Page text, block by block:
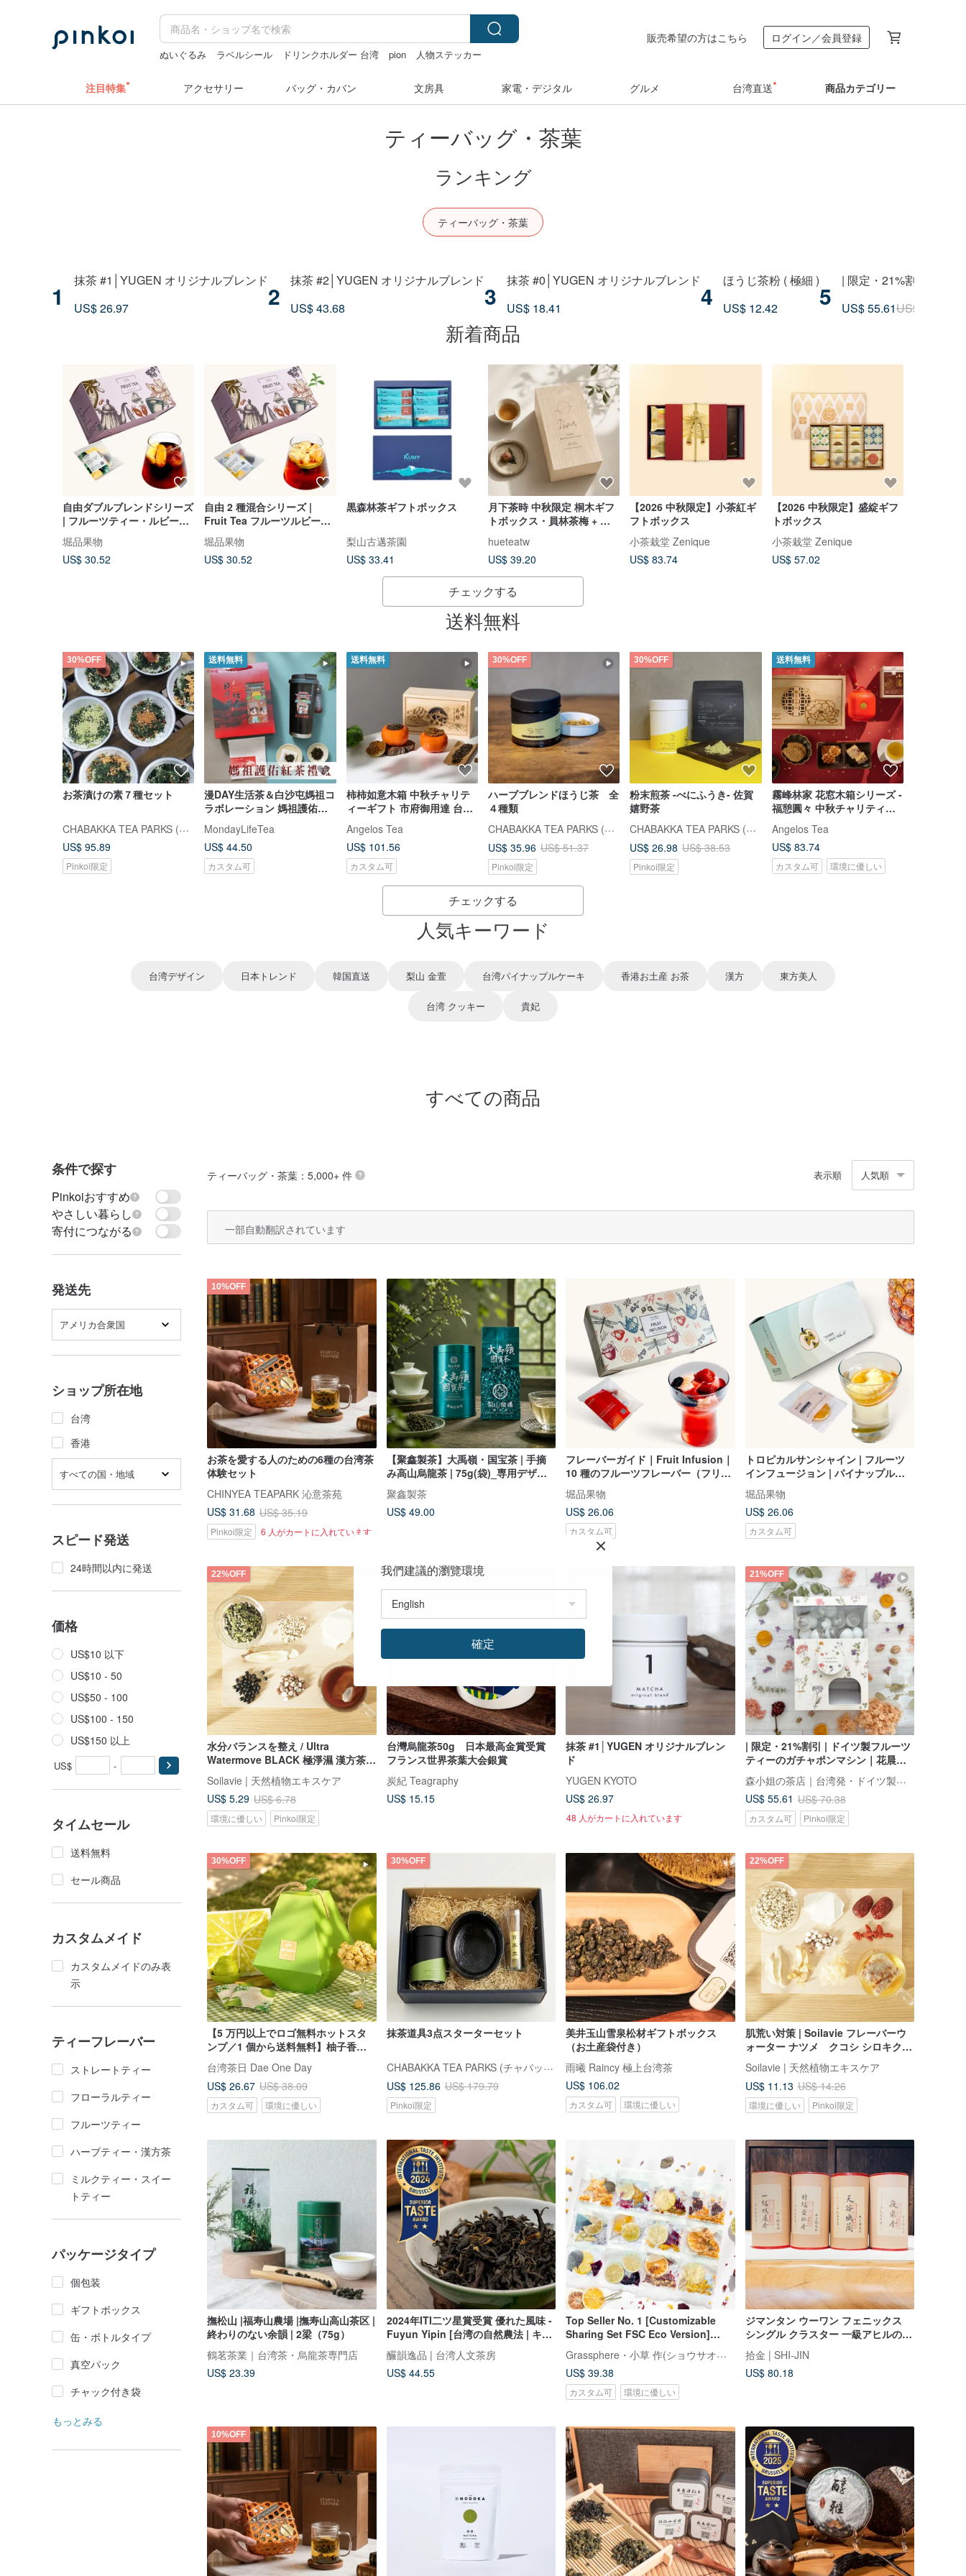
ぬいぐるみ ラベルシール ドリンクホルダー 台湾 pion
人物ステッカー
販売希望の方はこちら ログイン／会員登録
注目特集 アクセサリー バッグ・カバン 文房具 家電・デジタル グルメ 台湾直送 商品カテゴリー
ティーバッグ・茶葉
ランキング
ティーバッグ・茶葉
1
抹茶 #1│YUGEN オリジナルブレンド
US$ 26.97
2
抹茶 #2│YUGEN オリジナルブレンド
US$ 43.68
3
抹茶 #0│YUGEN オリジナルブレンド
US$ 18.41
4
ほうじ茶粉 ( 極細 )
US$ 12.42
5
| 限定・21%割引 | ド
US$ 55.61US$ 70.38
新着商品
自由ダブルブレンドシリーズ
| フルーツティー・ルビー紅
茶 10 個入り (純粋な果実の
香り | あなただけの紅茶をブ
レンド)
堀品果物
US$ 30.52
自由 2 種混合シリーズ |
Fruit Tea フルーツルビー10
個入り (自然な後味の甘さ |
あなただけの紅茶をブレン
ド)
堀品果物
US$ 30.52
黒森林茶ギフトボックス
梨山古邁茶園
US$ 33.41
月下茶時 中秋限定 桐木ギフ
トボックス・員林茶梅 + ド
イツ産フルーツティー・贈り
物 中秋節ギフトボックス
hueteatw
US$ 39.20
【2026 中秋限定】小茶紅ギ
フトボックス
小茶栽堂 Zenique
US$ 83.74
【2026 中秋限定】盛綻ギフ
トボックス
小茶栽堂 Zenique
US$ 57.02
チェックする
送料無料
30%OFF
お茶漬けの素７種セット
CHABAKKA TEA PARKS (チャバッカ ティーパークス)
US$ 95.89
Pinkoi限定
送料無料
漫DAY生活茶＆白沙屯媽祖コ
ラボレーション 媽祖護佑紅
茶ギフトセット＋媽祖保温カ
ップ
MondayLifeTea
US$ 44.50
カスタム可
送料無料
柿柿如意木箱 中秋チャリテ
ィーギフト 市府御用達 台湾
高山プレミアムティー
TCOD 台中
Angelos Tea
US$ 101.56
カスタム可
30%OFF
ハーブブレンドほうじ茶 全
４種類
CHABAKKA TEA PARKS (チャバッカ ティーパークス)
US$ 35.96 US$ 51.37
Pinkoi限定
30%OFF
粉末煎茶 -べにふうき- 佐賀
嬉野茶
CHABAKKA TEA PARKS (チャバッカ ティーパークス)
US$ 26.98 US$ 38.53
Pinkoi限定
送料無料
霧峰林家 花窓木箱シリーズ -
福憩圓々 中秋チャリティギ
フトボックス 法人向けカス
タマイズ、ESG 対応
Angelos Tea
US$ 83.74
カスタム可 環境に優しい
チェックする
人気キーワード
台湾デザイン 日本トレンド 韓国直送 梨山 金萱 台湾パイナップルケーキ 香港お土産 お茶 漢方 東方美人
台湾 クッキー 貴妃
すべての商品
条件で探す
Pinkoiおすすめ
やさしい暮らし
寄付につながる
発送先
アメリカ合衆国
ショップ所在地
台湾
香港
すべての国・地域
スピード発送
24時間以内に発送
価格
US$10 以下
US$10 - 50
US$50 - 100
US$100 - 150
US$150 以上
US$ -
タイムセール
送料無料
セール商品
カスタムメイド
カスタムメイドのみ表
示
ティーフレーバー
ストレートティー
フローラルティー
フルーツティー
ハーブティー・漢方茶
ミルクティー・スイー
トティー
パッケージタイプ
個包装
ギフトボックス
缶・ボトルタイプ
真空パック
チャック付き袋
もっとみる
ティーバッグ・茶葉 ：5,000+ 件 表示順 人気順
一部自動翻訳されています
10%OFF
お茶を愛する人のための6種の台湾茶
体験セット
CHINYEA TEAPARK 沁意茶苑
US$ 31.68 US$ 35.19
Pinkoi限定 6 人がカートに入れています
【聚鑫製茶】大禹嶺・国宝茶 | 手摘
み高山烏龍茶 | 75g(袋)_専用デザイ
ン茶缶付
聚鑫製茶
US$ 49.00
フレーバーガイド｜Fruit Infusion｜
10 種のフルーツフレーバー（フリー
ズドライフルーツウォーター）
堀品果物
US$ 26.06
カスタム可
トロピカルサンシャイン | フルーツ
インフュージョン | パイナップルフ
レーバー10 個入（ドライフルーツウ
ォーター） | ギフト
堀品果物
US$ 26.06
カスタム可
22%OFF
水分バランスを整え / Ultra
Watermove BLACK 極淨濕 漢方茶 /
くろまめ / きゅうぎ / かんそう
Soilavie | 天然植物エキスケア
US$ 5.29 US$ 6.78
環境に優しい Pinkoi限定
台灣烏龍茶50g 日本最高金賞受賞
フランス世界茶葉大会銀賞
炭紀 Teagraphy
US$ 15.15
抹茶 #1│YUGEN オリジナルブレン
ド
YUGEN KYOTO
US$ 26.97
48 人がカートに入れています
21%OFF
| 限定・21%割引 | ドイツ製フルーツ
ティーのガチャポンマシン｜花晨月
夕にお茶と出会う｜ギフトボックス森小姐の茶店｜台湾発・ドイツ製法ハーブティー
US$ 55.61 US$ 70.38
カスタム可
Pinkoi限定
30%OFF
【5 万円以上でロゴ無料ホットスタ
ンプ／1 個から送料無料】柚子香る
ギフトボックス 他にないクリエイテ
ィブな柚子ギフト
台湾茶日 Dae One Day
US$ 26.67 US$ 38.09
カスタム可
環境に優しい
30%OFF
抹茶道具3点スターターセット
CHABAKKA TEA PARKS (チャバッカ ティーパークス)
US$ 125.86 US$ 179.79
Pinkoi限定
美井玉山雪泉松材ギフトボックス
（お土産袋付き）
雨曦 Raincy 極上台湾茶
US$ 106.02
カスタム可 環境に優しい
22%OFF
肌荒い対策 | Soilavie フレーバーウ
ォーター ナツメ クコシ シロキクラ
ゲ 10個入りセット
Soilavie | 天然植物エキスケア
US$ 11.13 US$ 14.26
環境に優しい Pinkoi限定
撫松山 |福寿山農場 |撫寿山高山茶区 |
終わりのない余韻 | 2梁（75g）
鶴茗茶業｜台湾茶・烏龍茶専門店
US$ 23.39
2024年ITI二ツ星賞受賞 優れた風味 -
Fuyun Yipin [台湾の自然農法 | キン
モクセイの香り烏龍茶]
釅韻逸品 | 台湾人文茶房
US$ 44.55
Top Seller No. 1 [Customizable
Sharing Set FSC Eco Version]
Xiaocaotso 30 Flavors: Dried Fruit
Infused Water, Fruit Tea
Grassphere・小草 作(ショウサオズオ)
US$ 39.38
カスタム可 環境に優しい
ジマンタン ウーワン フェニックス
シングル クラスター 一級アヒルの糞
の香り アーモンドの香り ナイトレー
シンの香り 天宮蘭
拾金 | SHI-JIN
US$ 80.18
10%OFF
我們建議的瀏覽環境
確定